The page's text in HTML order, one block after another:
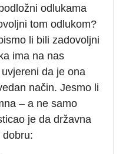
odlukama
tom odlukom?
li bili zadovoljni
ima na nas
da je ona
način. Jesmo li
– a ne samo
je da državna
dobru: